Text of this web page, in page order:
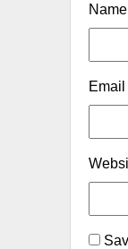
Name
Email